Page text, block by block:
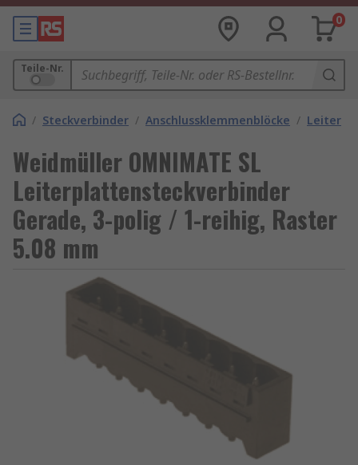
0
Teile-Nr.
/ Steckverbinder / Anschlussklemmenblöcke /
Weidmüller OMNIMATE SL
Leiterplattensteckverbinder
Gerade, 3-polig / 1-reihig, Raster
5.08 mm